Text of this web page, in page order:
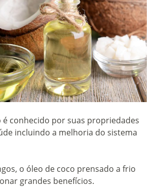
é conhecido por suas propriedades
incluindo a melhoria do sistema
o óleo de coco prensado a frio
grandes benefícios.